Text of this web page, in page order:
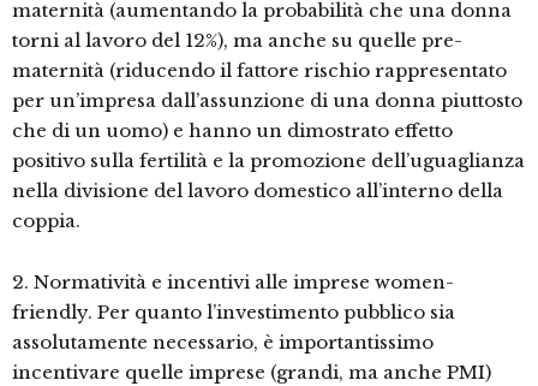
maternità (aumentando la probabilità che una donna
torni al lavoro del 12%), ma anche su quelle pre-
maternità (riducendo il fattore rischio rappresentato
per un’impresa dall’assunzione di una donna piuttosto
che di un uomo) e hanno un dimostrato effetto
positivo sulla fertilità e la promozione dell’uguaglianza
nella divisione del lavoro domestico all’interno della
coppia.
2. Normatività e incentivi alle imprese women-
friendly. Per quanto l’investimento pubblico sia
assolutamente necessario, è importantissimo
incentivare quelle imprese (grandi, ma anche PMI)